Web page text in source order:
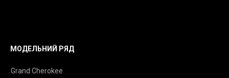
МОДЕЛЬНИЙ РЯД
Grand Cherokee